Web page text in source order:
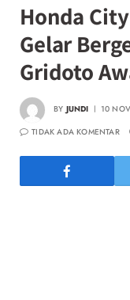
Honda
Gelar
Gridoto
BY JUNDI
10
TIDAK ADA KOMENTAR